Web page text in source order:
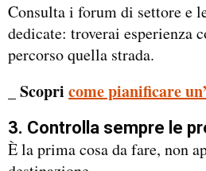
Consulta i forum di settore e
dedicate: troverai esperienza
percorso quella strada.
_ Scopri come pianificare
3. Controlla sempre le
È la prima cosa da fare, non